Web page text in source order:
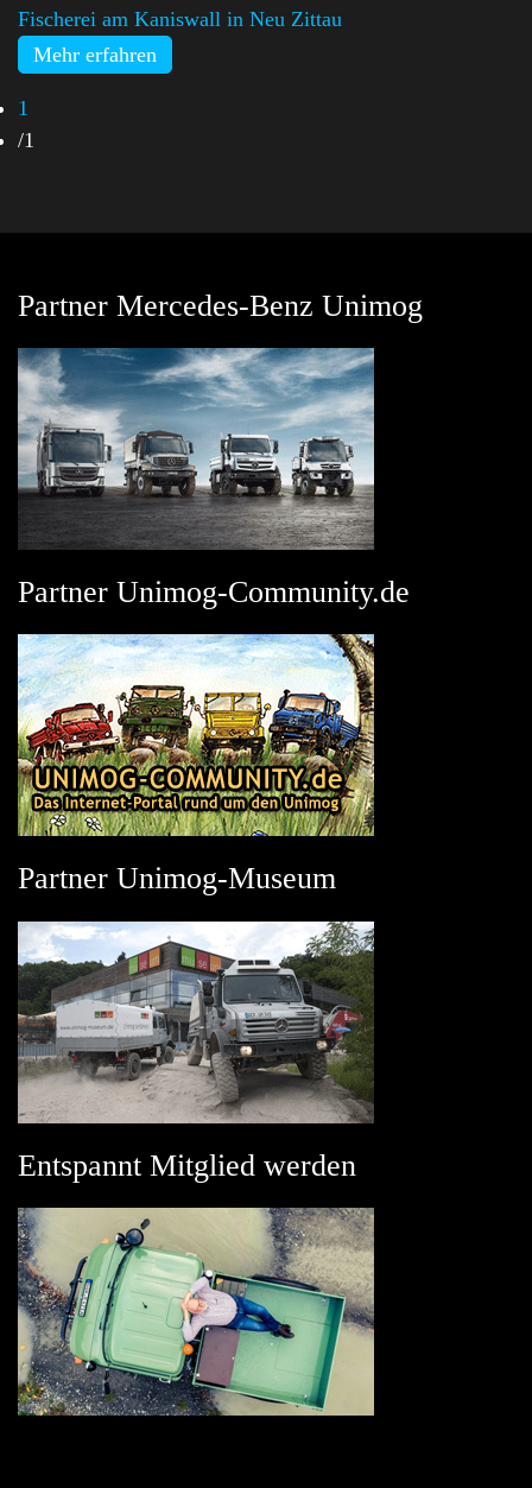
Fischerei am Kaniswall in Neu Zittau
Mehr erfahren
1
/1
Partner Mercedes-Benz Unimog
Partner Unimog-Community.de
Partner Unimog-Museum
Entspannt Mitglied werden